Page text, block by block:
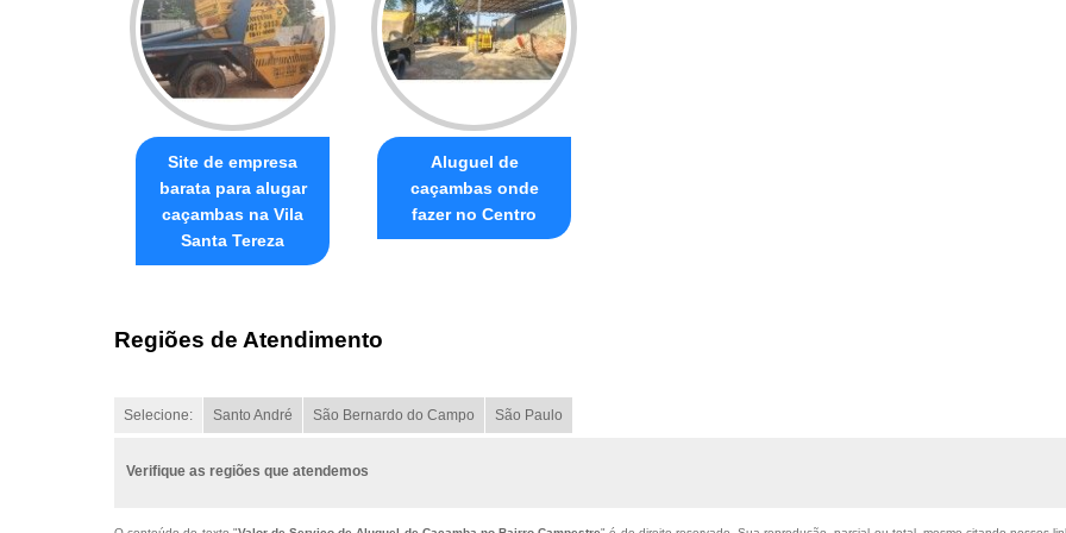
Site de empresa
barata para alugar
caçambas na Vila
Santa Tereza
Aluguel de
caçambas onde
fazer no Centro
Regiões de Atendimento
Selecione: Santo André São Bernardo do Campo São Paulo
Verifique as regiões que atendemos